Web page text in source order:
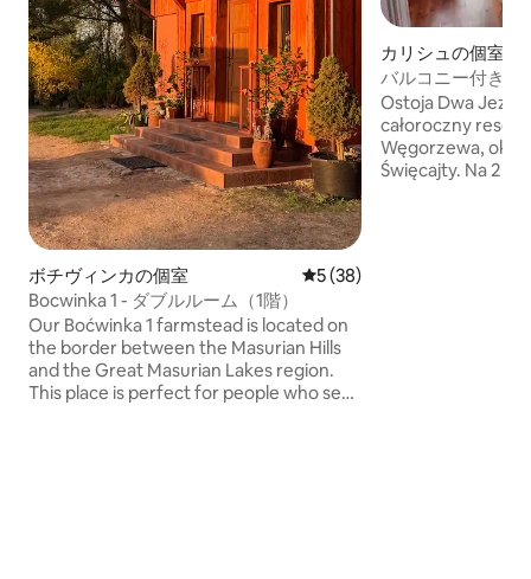
ボチヴィンカの個室 レビュー38件、5つ星中5つ
5 (38)
Bocwinka 1 - ダブルルーム（1階）
Our Boćwinka 1 farmstead is located on
the border between the Masurian Hills
and the Great Masurian Lakes region.
This place is perfect for people who seek
カリシュの個室
バルコニー付き4
Ostoja Dwa
całoroczny resort
Węgorzewa, ok.
Święcajty. Na 2